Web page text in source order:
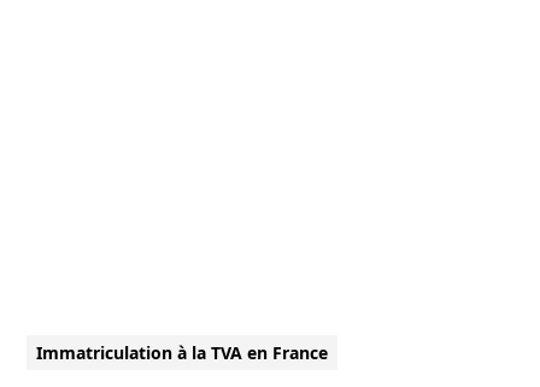
Immatriculation à la TVA en France